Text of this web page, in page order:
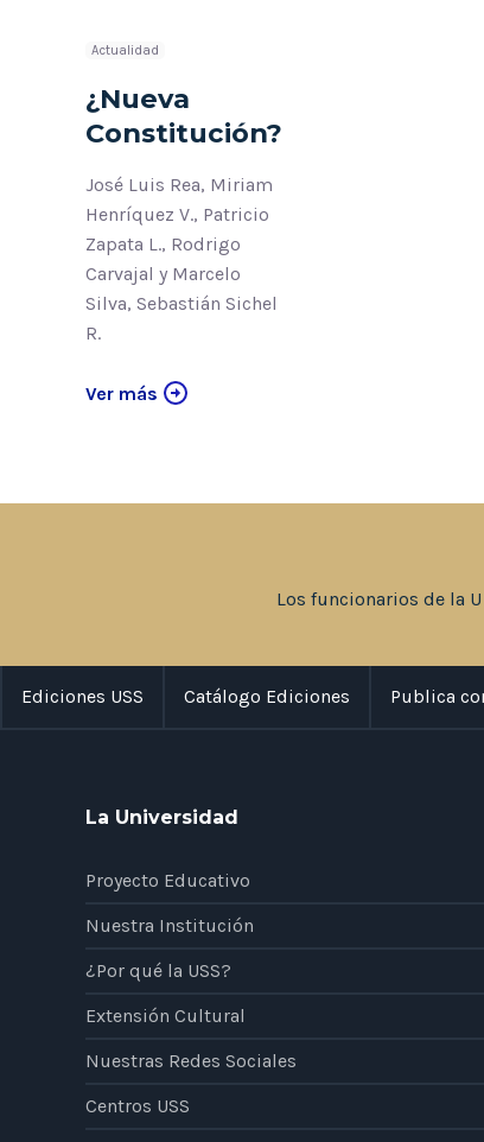
Actualidad
¿Nueva
Constitución?
José Luis Rea, Miriam
Henríquez V., Patricio
Zapata L., Rodrigo
Carvajal y Marcelo
Silva, Sebastián Sichel
R.
Ver más
Los funcionarios de la
Ediciones USS Catálogo Ediciones Publica
La Universidad
Proyecto Educativo
Nuestra Institución
¿Por qué la USS?
Extensión Cultural
Nuestras Redes Sociales
Centros USS